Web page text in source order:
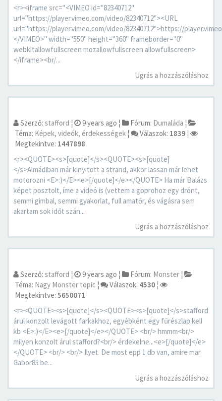
<r><iframe src="<VIMEO id="82340712"
url="https://player.vimeo.com/video/82340712"><URL
url="https://player.vimeo.com/video/82340712">https://
</VIMEO>" width="550" height="360" frameborder="0"
webkitallowfullscreen mozallowfullscreen allowfullscreen>
</iframe><br/...
Ugrás a hozzászóláshoz
Szerző: stafford ¦ 9 years ago ¦ Fórum: Dumaláda ¦
Téma: Képek, videók, érdekességek ¦ Válaszok: 1839 ¦
Megtekintve: 1447898
<r><QUOTE><s>[quote]</s><QUOTE><s>[quote]
</s>Almádiban már kinyitott a strand, akkor lassan már lehet
motorozni <E>:)</E><e>[/quote]</e></QUOTE> Ha már Balázs
képet posztolt, íme a videó is (vettem a goprohoz egy drónt,
semmi gimbal, semmi gyakorlat, full amatőr, és vágásra sem
akartam sok időt szán...
Ugrás a hozzászóláshoz
Szerző: stafford ¦ 9 years ago ¦ Fórum: Monster ¦
Téma: Nagy Monster topic ¦ Válaszok: 4530 ¦
Megtekintve: 5650071
<r><QUOTE><s>[quote]</s><QUOTE><s>[quote]</s>stafford
árul konzolt levágott farkakhoz, egyébként egy fűrészlap kell
kb <E>:)</E><e>[/quote]</e></QUOTE> <br/> hmmm<br/>
milyen konzolt árul stafford?<br/> érdekelne...<e>[/quote]</e>
</QUOTE> <br/> <br/> Ilyet. De most epp 1 db van, amire mar
Gabor85 be...
Ugrás a hozzászóláshoz